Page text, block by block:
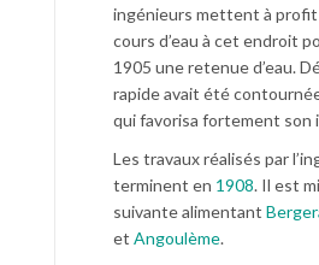
ingénieurs mettent à
cours d’eau à cet endroit
1905 une retenue d’eau.
rapide avait été
qui favorisa fortement son
Les travaux réalisés par
terminent en 1908. Il est
suivante alimentant
et Angoulème.